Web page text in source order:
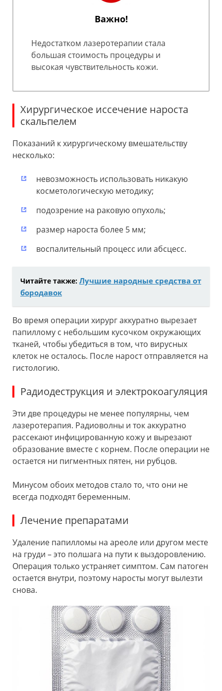
Важно!
Недостатком лазеротерапии стала
большая стоимость процедуры и
высокая чувствительность кожи.
Хирургическое иссечение нароста
скальпелем
Показаний к хирургическому вмешательству
несколько:
невозможность использовать никакую
косметологическую методику;
подозрение на раковую опухоль;
размер нароста более 5 мм;
воспалительный процесс или абсцесс.
Читайте также: Лучшие народные средства от
бородавок
Во время операции хирург аккуратно вырезает
папиллому с небольшим кусочком окружающих
тканей, чтобы убедиться в том, что вирусных
клеток не осталось. После нарост отправляется на
гистологию.
Радиодеструкция и электрокоагуляция
Эти две процедуры не менее популярны, чем
лазеротерапия. Радиоволны и ток аккуратно
рассекают инфицированную кожу и вырезают
образование вместе с корнем. После операции не
остается ни пигментных пятен, ни рубцов.
Минусом обоих методов стало то, что они не
всегда подходят беременным.
Лечение препаратами
Удаление папилломы на ареоле или другом месте
на груди – это полшага на пути к выздоровлению.
Операция только устраняет симптом. Сам патоген
остается внутри, поэтому наросты могут вылезти
снова.